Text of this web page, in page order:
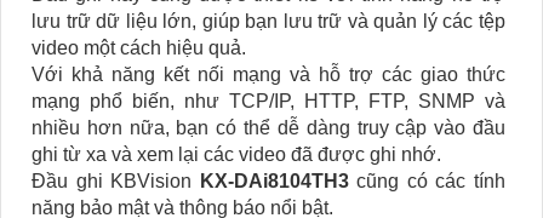
lưu trữ dữ liệu lớn, giúp bạn lưu trữ và quản lý các tệp
video một cách hiệu quả.
Với khả năng kết nối mạng và hỗ trợ các giao thức
mạng phổ biến, như TCP/IP, HTTP, FTP, SNMP và
nhiều hơn nữa, bạn có thể dễ dàng truy cập vào đầu
ghi từ xa và xem lại các video đã được ghi nhớ.
Đầu ghi KBVision
KX-DAi8104TH3cũng có các tính
năng bảo mật và thông báo nổi bật.